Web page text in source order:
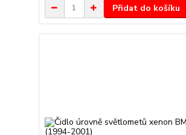
Přidat do košíku